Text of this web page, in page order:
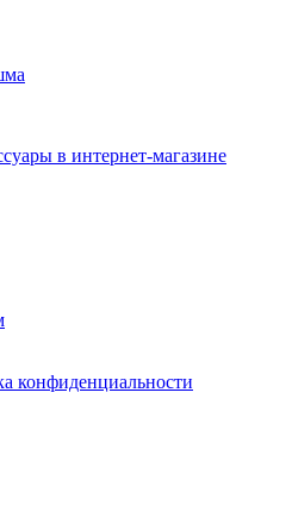
конфиденциальности